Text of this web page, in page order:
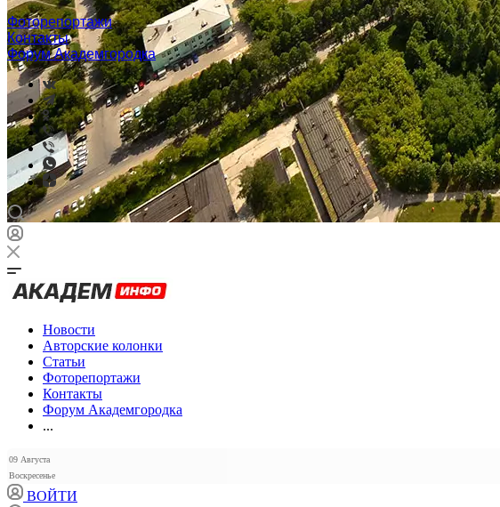
Фоторепортажи
Контакты
Форум Академгородка
Новости
Авторские колонки
Статьи
Фоторепортажи
Контакты
Форум Академгородка
...
09 Августа
Воскресенье
ВОЙТИ